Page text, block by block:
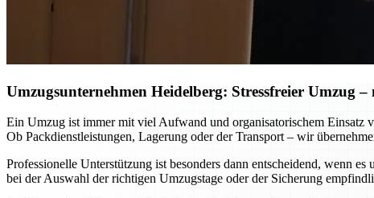
Umzugsunternehmen Heidelberg: Stressfreier Umzug
Ein Umzug ist immer mit viel Aufwand und organisatorischem Einsatz
Ob Packdienstleistungen, Lagerung oder der Transport – wir
Professionelle Unterstützung ist besonders dann entscheidend, wenn
bei der Auswahl der richtigen Umzugstage oder der Sicherung